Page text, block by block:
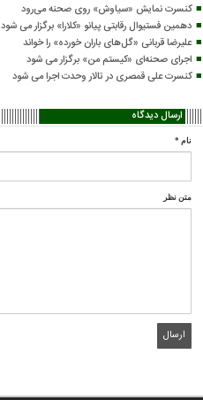
کنسرت‌ نمایش «سیاوش» روی صحنه می‌رود
دهمین فستیوال رقابتی پیانو «کلارا» برگزار می شود
علیرضا قربانی «گل‌های باران خورده» را خواند
اجرای صحنه‌ای «کیستم من» برگزار می شود
کنسرت علی قمصری در تالار وحدت اجرا می شود
ارسال دیدگاه
نام *
متن نظر